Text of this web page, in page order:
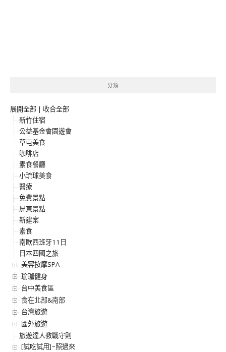
分類
展開全部 | 收合全部
新竹住宿
公益基金會園遊會
草屯美食
咖啡店
素食餐廳
小琉球美食
醫療
免費景點
屏東景點
新建案
素食
南歐西班牙11日
日本四國之旅
美容按摩SPA
瑜珈健身
台中美食區
食在北部&南部
台灣旅遊
國外旅遊
旅遊達人教戰守則
[試吃試用]~照過來